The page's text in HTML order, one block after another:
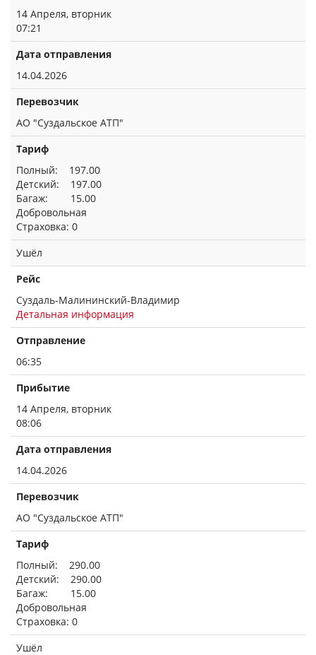
14 Апреля, вторник
07:21
Дата отправления
14.04.2026
Перевозчик
АО "Суздальское АТП"
Тариф
Полный: 197.00
Детский: 197.00
Багаж: 15.00
Добровольная
Страховка: 0
Ушёл
Рейс
Суздаль-Малининский-Владимир
Детальная информация
Отправление
06:35
Прибытие
14 Апреля, вторник
08:06
Дата отправления
14.04.2026
Перевозчик
АО "Суздальское АТП"
Тариф
Полный: 290.00
Детский: 290.00
Багаж: 15.00
Добровольная
Страховка: 0
Ушёл